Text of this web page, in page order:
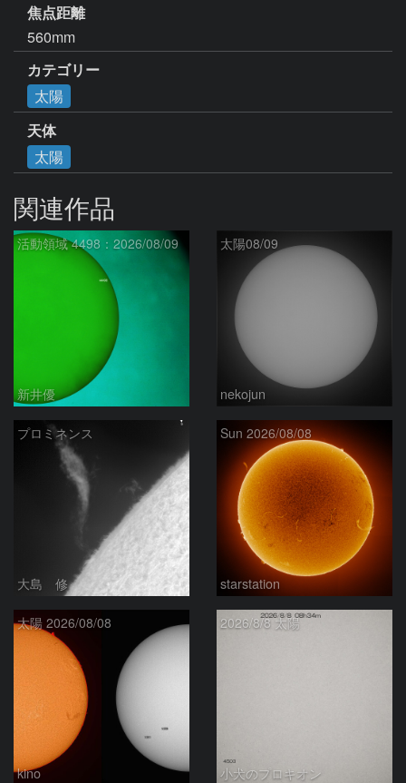
焦点距離
560mm
カテゴリー
太陽
天体
太陽
関連作品
活動領域 4498：2026/08/09
新井優
太陽08/09
nekojun
プロミネンス
大島 修
Sun 2026/08/08
starstation
太陽 2026/08/08
kino
2026/8/8 太陽
小犬のプロキオン